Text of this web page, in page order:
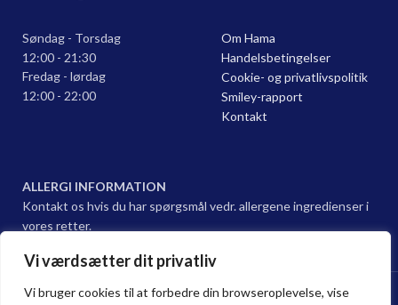
Vi værdsætter dit privatliv
Vi bruger cookies til at forbedre din browseroplevelse, vise
Søndag - Torsdag
12:00 - 21:30
Fredag - lørdag
12:00 - 22:00
Om Hama
Handelsbetingelser
Cookie- og privatlivspolitik
Smiley-rapport
Kontakt
ALLERGI INFORMATION
Kontakt os hvis du har spørgsmål vedr. allergene ingredienser i
vores retter.